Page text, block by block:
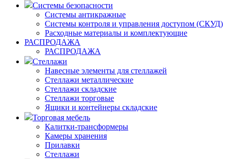
Системы безопасности
Системы антикражные
Системы контроля и управления доступом (СКУД)
Расходные материалы и комплектующие
РАСПРОДАЖА
РАСПРОДАЖА
Стеллажи
Навесные элементы для стеллажей
Стеллажи металлические
Стеллажи складские
Стеллажи торговые
Ящики и контейнеры складские
Торговая мебель
Калитки-трансформеры
Камеры хранения
Прилавки
Стеллажи